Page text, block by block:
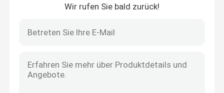
Startseite
Wir rufen Sie bald zurück!